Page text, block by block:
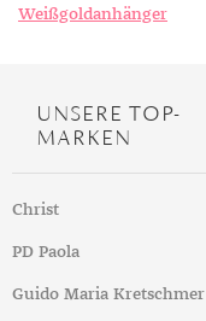
Weißgoldanhänger
UNSERE TOP-
MARKEN
Christ
PD Paola
Guido Maria Kretschmer